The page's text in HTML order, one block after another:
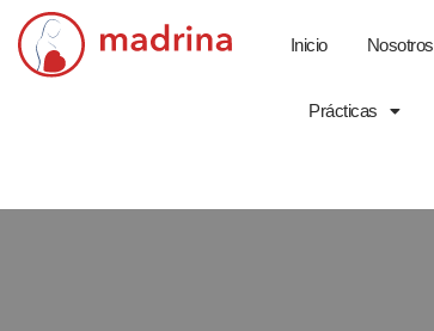
Saltar
Inicio Nosotros
Prácticas